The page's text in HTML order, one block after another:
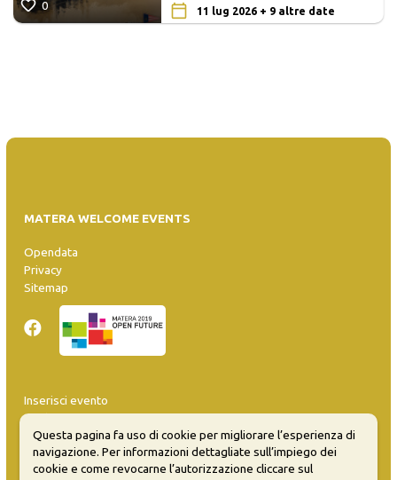
0
11 lug 2026 + 9 altre date
MATERA WELCOME EVENTS
Opendata
Privacy
Sitemap
Inserisci evento
Guida
FAQ
info@materaevents.it
Questa pagina fa uso di cookie per migliorare l’esperienza di
navigazione. Per informazioni dettagliate sull’impiego dei
cookie e come revocarne l’autorizzazione cliccare sul